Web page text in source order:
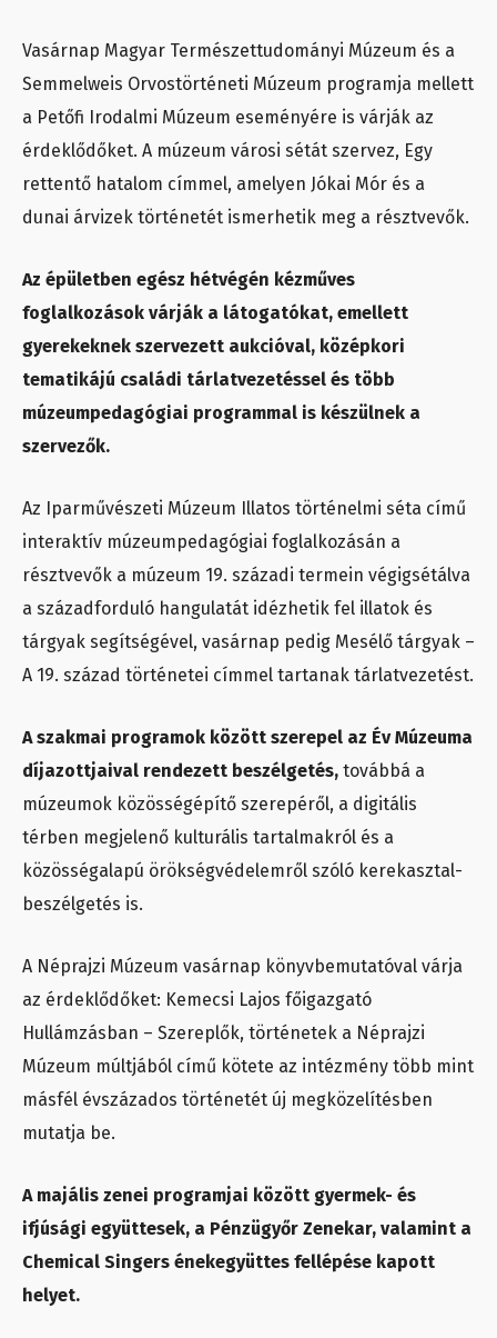
Vasárnap Magyar Természettudományi Múzeum és a
Semmelweis Orvostörténeti Múzeum programja mellett
a Petőfi Irodalmi Múzeum eseményére is várják az
érdeklődőket. A múzeum városi sétát szervez, Egy
rettentő hatalom címmel, amelyen Jókai Mór és a
dunai árvizek történetét ismerhetik meg a résztvevők.
Az épületben egész hétvégén kézműves
foglalkozások várják a látogatókat, emellett
gyerekeknek szervezett aukcióval, középkori
tematikájú családi tárlatvezetéssel és több
múzeumpedagógiai programmal is készülnek a
szervezők.
Az Iparművészeti Múzeum Illatos történelmi séta című
interaktív múzeumpedagógiai foglalkozásán a
résztvevők a múzeum 19. századi termein végigsétálva
a századforduló hangulatát idézhetik fel illatok és
tárgyak segítségével, vasárnap pedig Mesélő tárgyak –
A 19. század történetei címmel tartanak tárlatvezetést.
A szakmai programok között szerepel az Év Múzeuma
díjazottjaival rendezett beszélgetés, továbbá a
múzeumok közösségépítő szerepéről, a digitális
térben megjelenő kulturális tartalmakról és a
közösségalapú örökségvédelemről szóló kerekasztal-
beszélgetés is.
A Néprajzi Múzeum vasárnap könyvbemutatóval várja
az érdeklődőket: Kemecsi Lajos főigazgató
Hullámzásban – Szereplők, történetek a Néprajzi
Múzeum múltjából című kötete az intézmény több mint
másfél évszázados történetét új megközelítésben
mutatja be.
A majális zenei programjai között gyermek- és
ifjúsági együttesek, a Pénzügyőr Zenekar, valamint a
Chemical Singers énekegyüttes fellépése kapott
helyet.